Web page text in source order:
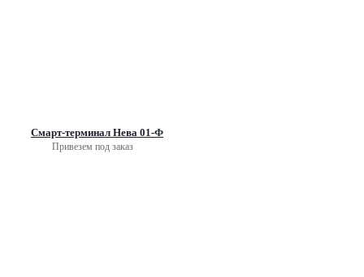
Смарт-терминал Нева 01-Ф
Привезем под заказ